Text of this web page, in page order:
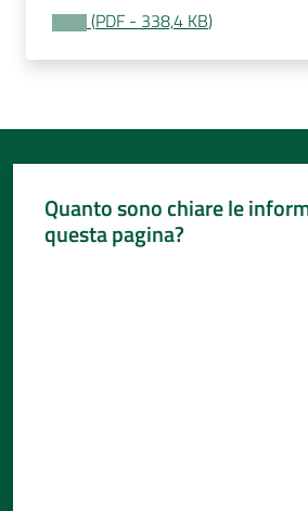
(PDF - 338,4 KB)
Quanto sono chiare le
questa pagina?